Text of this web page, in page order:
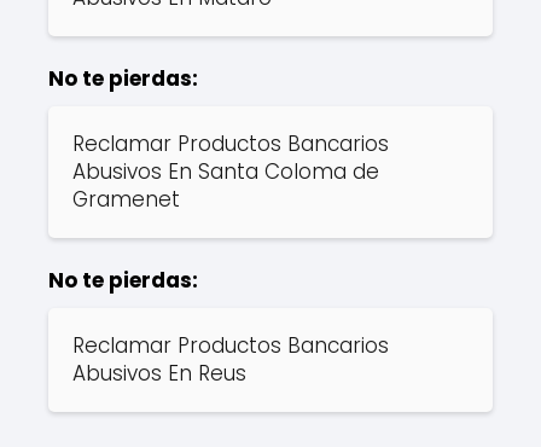
No te pierdas:
Reclamar Productos Bancarios
Abusivos En Santa Coloma de
Gramenet
No te pierdas:
Reclamar Productos Bancarios
Abusivos En Reus